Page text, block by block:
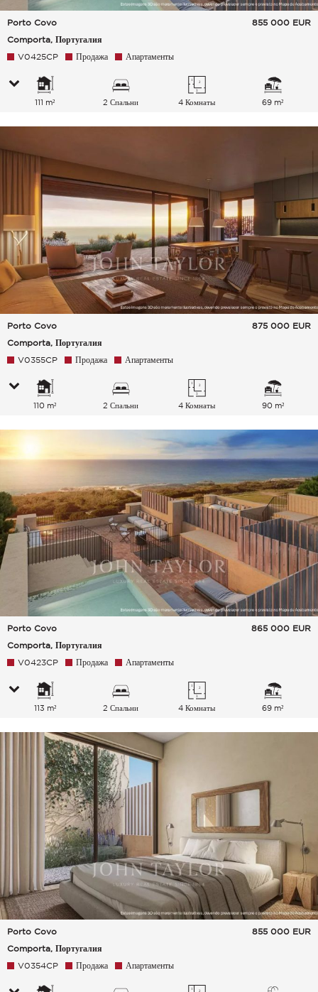
Porto Covo
Comporta, Португалия
855 000 EUR
V0425CP Продажа Апартаменты
111 m² 2 Спальни 4 Комнаты 69 m²
Porto Covo
Comporta, Португалия
875 000 EUR
V0355CP Продажа Апартаменты
110 m² 2 Спальни 4 Комнаты 90 m²
Porto Covo
Comporta, Португалия
865 000 EUR
V0423CP Продажа Апартаменты
113 m² 2 Спальни 4 Комнаты 69 m²
Porto Covo
Comporta, Португалия
855 000 EUR
V0354CP Продажа Апартаменты